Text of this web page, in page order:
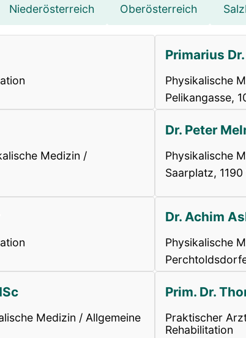
Niederösterreich Oberösterreich
Primarius
Physikalische
Pelikangasse,
Medizin /
Dr. Peter
Physikalische
Saarplatz,
Dr. Achim
Physikalische
Medizin / Allgemeine
Prim. Dr.
Praktischer
Rehabilitation